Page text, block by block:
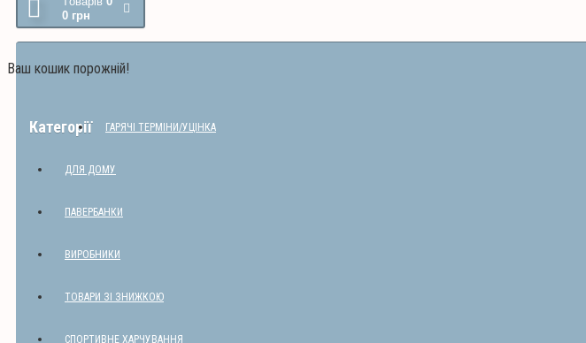
0 грн
Ваш кошик порожній!
Категорії ГАРЯЧІ ТЕРМІНИ/УЦІНКА
ДЛЯ ДОМУ
ПАВЕРБАНКИ
ВИРОБНИКИ
ТОВАРИ ЗІ ЗНИЖКОЮ
СПОРТИВНЕ ХАРЧУВАННЯ